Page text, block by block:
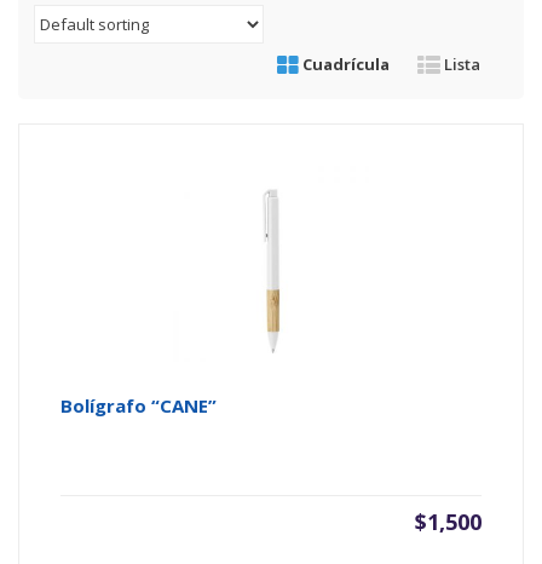
Cuadrícula Lista
Bolígrafo “CANE”
$1,500